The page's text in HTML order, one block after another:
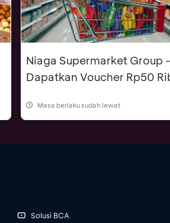
Niaga Supermarket Group -
Dapatkan Voucher Rp50
Masa berlaku sudah lewat
Solusi BCA